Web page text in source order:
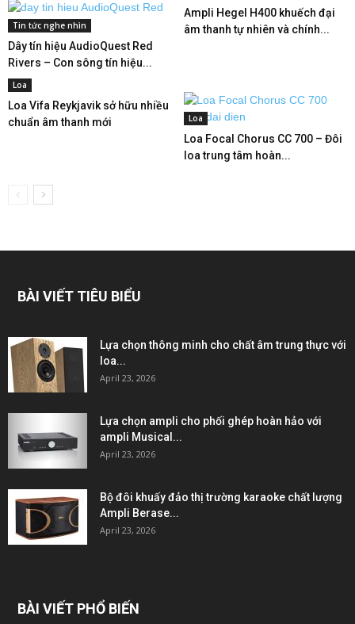
Tin tức nghe nhìn
Dây tín hiệu AudioQuest Red
Rivers – Con sông tín hiệu...
Ampli Hegel H400 khuếch đại
âm thanh tự nhiên và chính...
Loa
Loa Vifa Reykjavik sở hữu nhiều
chuẩn âm thanh mới
Loa
Loa Focal Chorus CC 700 – Đôi
loa trung tâm hoàn...
BÀI VIẾT TIÊU BIỂU
Lựa chọn thông minh cho chất âm trung thực với
loa...
April 23, 2026
Lựa chọn ampli cho phối ghép hoàn hảo với
ampli Musical...
April 23, 2026
Bộ đôi khuấy đảo thị trường karaoke chất lượng
Ampli Berase...
April 23, 2026
BÀI VIẾT PHỔ BIẾN